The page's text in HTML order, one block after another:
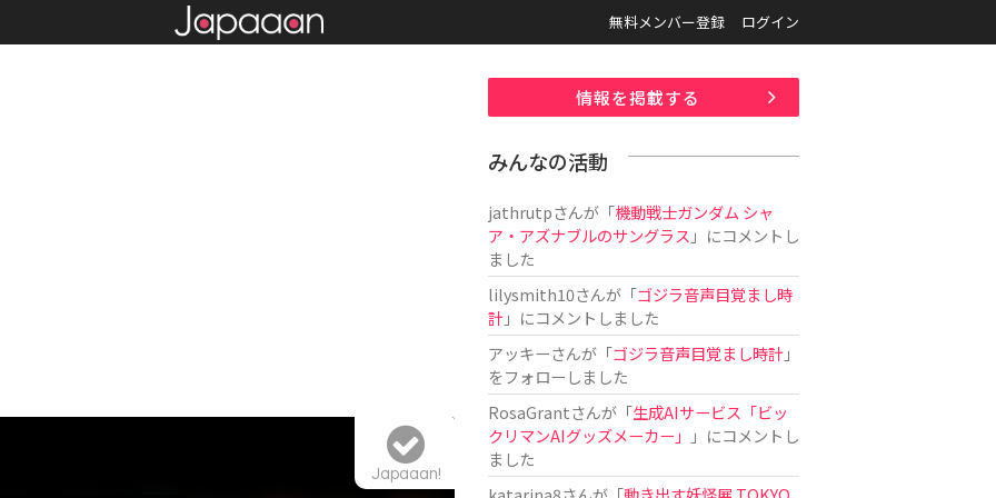
無料メンバー登録 ログイン
Japaaan!
情報を掲載する
みんなの活動
jathrutpさんが「機動戦士ガンダム シャ
ア・アズナブルのサングラス 」にコメントし
ました
lilysmith10さんが「ゴジラ音声目覚まし時
計」にコメントしました
アッキーさんが「ゴジラ音声目覚まし時計」
をフォローしました
RosaGrantさんが「生成AIサービス「ビッ
クリマンAIグッズメーカー」
」にコメントし
ました